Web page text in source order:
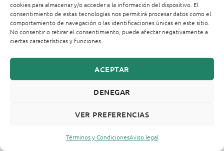
cookies para almacenar y/o acceder a la información del dispositivo. El
consentimiento de estas tecnologías nos permitirá procesar datos como el
comportamiento de navegación o las identificaciones únicas en este sitio.
No consentir o retirar el consentimiento, puede afectar negativamente a
ciertas características y funciones.
ACEPTAR
DENEGAR
VER PREFERENCIAS
Términos y CondicionesAviso legal